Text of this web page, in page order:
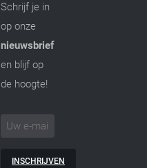
Schrijf je in
op onze
nieuwsbrief
en blijf op
de hoogte!
INSCHRIJVEN